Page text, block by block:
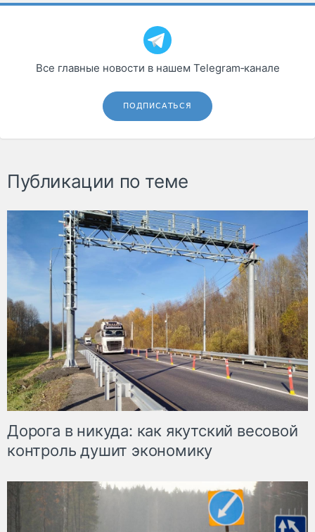
Все главные новости в нашем Telegram‑канале
ПОДПИСАТЬСЯ
Публикации по теме
Дорога в никуда: как якутский весовой
контроль душит экономику